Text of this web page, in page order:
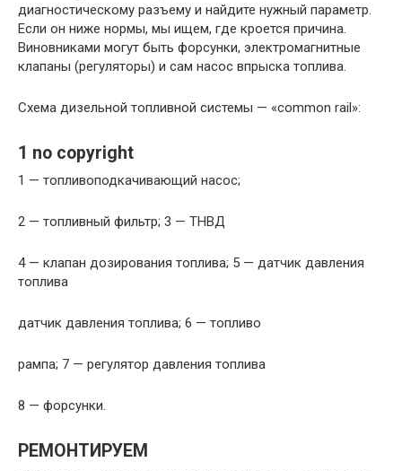
диагностическому разъему и найдите нужный параметр.
Если он ниже нормы, мы ищем, где кроется причина.
Виновниками могут быть форсунки, электромагнитные
клапаны (регуляторы) и сам насос впрыска топлива.
Схема дизельной топливной системы — «common rail»:
1 no copyright
1 — топливоподкачивающий насос;
2 — топливный фильтр; 3 — ТНВД
4 — клапан дозирования топлива; 5 — датчик давления
топлива
датчик давления топлива; 6 — топливо
рампа; 7 — регулятор давления топлива
8 — форсунки.
РЕМОНТИРУЕМ